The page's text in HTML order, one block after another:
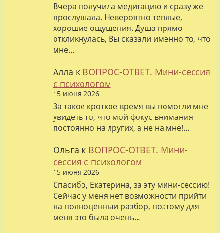
Вчера получила медитацию и сразу же
прослушала. Невероятно теплые,
хорошие ощущения. Душа прямо
откликнулась, Вы сказали именно то, что
мне…
Алла к ВОПРОС-ОТВЕТ. Мини-сессия
с психологом
15 июня 2026
За такое кроткое время вы помогли мне
увидеть то, что мой фокус внимания
постоянно на лругих, а не на мне!…
Ольга к ВОПРОС-ОТВЕТ. Мини-
сессия с психологом
15 июня 2026
Спасибо, Екатерина, за эту мини-сессию!
Сейчас у меня нет возможности прийти
на полноценный разбор, поэтому для
меня это была очень…